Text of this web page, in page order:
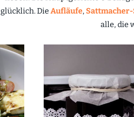
glücklich. Die Aufläufe,
alle, die